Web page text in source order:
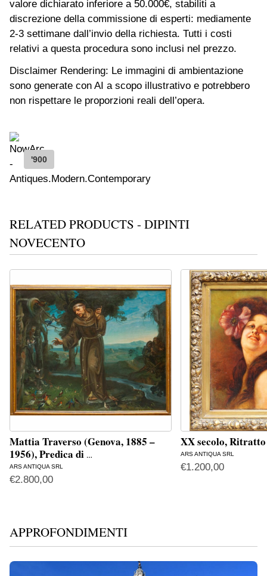
valore dichiarato inferiore a 50.000€, stabiliti a
discrezione della commissione di esperti: mediamente
2-3 settimane dall’invio della richiesta. Tutti i costi
relativi a questa procedura sono inclusi nel prezzo.
Disclaimer Rendering: Le immagini di ambientazione
sono generate con AI a scopo illustrativo e potrebbero
non rispettare le proporzioni reali dell’opera.
'900
RELATED PRODUCTS - DIPINTI
NOVECENTO
Mattia Traverso (Genova, 1885 –
1956), Predica di …
ARS ANTIQUA SRL
€2.800,00
XX secolo,
ARS ANTIQUA SRL
€1.200,00
APPROFONDIMENTI